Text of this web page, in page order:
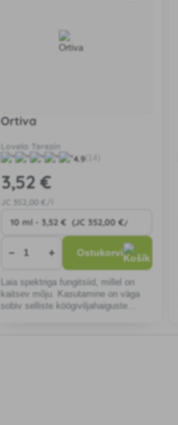
Ortiva
Lovela Terezín
4.9(14)
3,52 €
352 ,00 €/l
− + Ostukorvi
Laia spektriga fungitsiid, millel on
kaitsev mõju. Kasutamine on väga
sobiv selliste köögiviljahaiguste